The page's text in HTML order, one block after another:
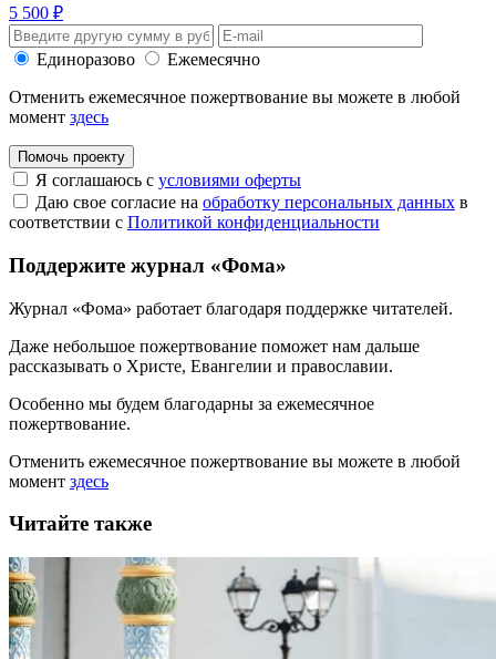
5 500 ₽
Единоразово
Ежемесячно
Отменить ежемесячное пожертвование вы можете в любой
момент здесь
Помочь проекту
Я соглашаюсь с условиями оферты
Даю свое согласие на обработку персональных данных в
соответствии с Политикой конфиденциальности
Поддержите журнал «Фома»
Журнал «Фома» работает благодаря поддержке читателей.
Даже небольшое пожертвование поможет нам дальше
рассказывать о Христе, Евангелии и православии.
Особенно мы будем благодарны за ежемесячное
пожертвование.
Отменить ежемесячное пожертвование вы можете в любой
момент здесь
Читайте также